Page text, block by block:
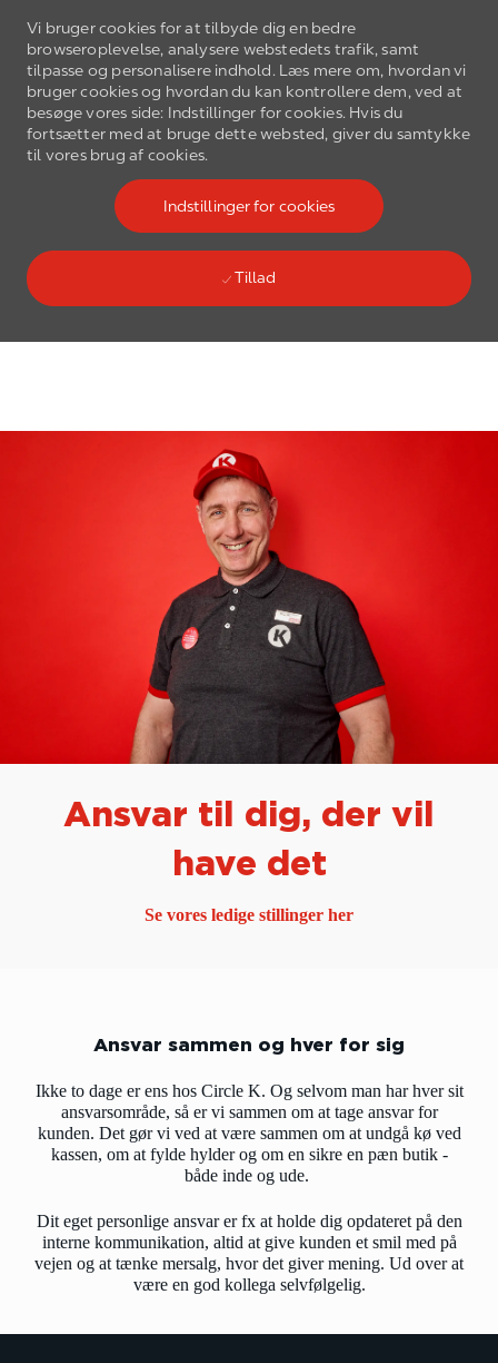
Vi bruger cookies for at tilbyde dig en bedre
browseroplevelse, analysere webstedets trafik, samt
tilpasse og personalisere indhold. Læs mere om, hvordan vi
bruger cookies og hvordan du kan kontrollere dem, ved at
besøge vores side: Indstillinger for cookies. Hvis du
fortsætter med at bruge dette websted, giver du samtykke
til vores brug af cookies.
Indstillinger for cookies
Tillad
Gå til hovedmenu
Ansvar til dig, der vil
have det
Se vores ledige stillinger her
Ansvar sammen og hver for sig
Ikke to dage er ens hos Circle K. Og selvom man har hver sit
ansvarsområde, så er vi sammen om at tage ansvar for
kunden. Det gør vi ved at være sammen om at undgå kø ved
kassen, om at fylde hylder og om en sikre en pæn butik -
både inde og ude.
Dit eget personlige ansvar er fx at holde dig opdateret på den
interne kommunikation, altid at give kunden et smil med på
vejen og at tænke mersalg, hvor det giver mening. Ud over at
være en god kollega selvfølgelig.